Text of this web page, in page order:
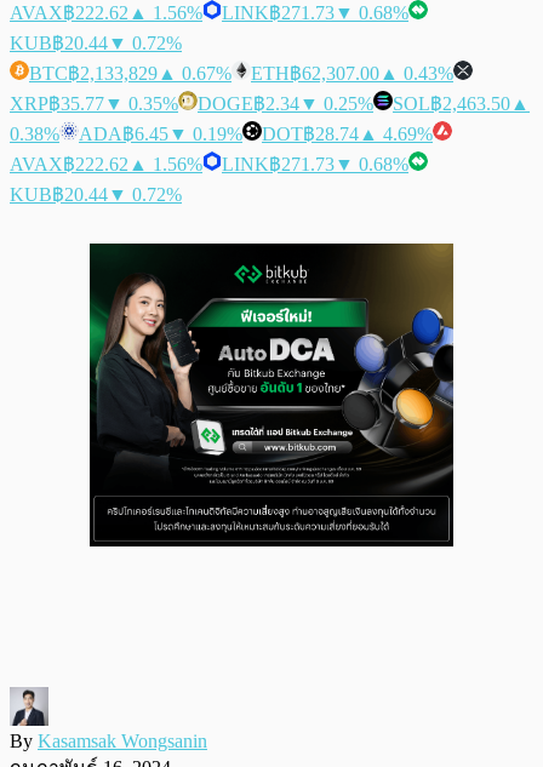
AVAX฿222.62 ▲ 1.56% LINK฿271.73▼ 0.68%
KUB฿20.44▼ 0.72%
BTC฿2,133,829 ▲ 0.67% ETH฿62,307.00 ▲ 0.43%
XRP฿35.77▼ 0.35% DOGE฿2.34▼ 0.25% SOL฿2,463.50 ▲
0.38%
ADA฿6.45▼ 0.19% DOT฿28.74 ▲ 4.69%
AVAX฿222.62 ▲ 1.56% LINK฿271.73▼ 0.68%
KUB฿20.44▼ 0.72%
By Kasamsak Wongsanin